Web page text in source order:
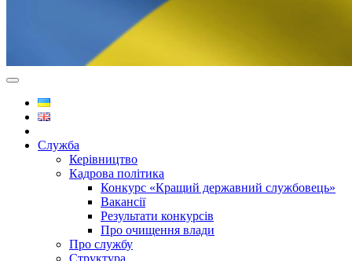
Служба
Керівництво
Кадрова політика
Конкурс «Кращий державний службовець»
Вакансії
Результати конкурсів
Про очищення влади
Про службу
Структура